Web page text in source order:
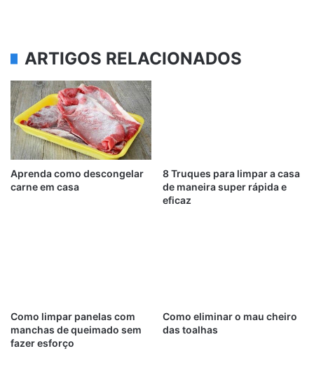
ARTIGOS RELACIONADOS
Aprenda como descongelar
carne em casa
8 Truques para limpar a casa
de maneira super rápida e
eficaz
Como limpar panelas com
manchas de queimado sem
fazer esforço
Como eliminar o mau cheiro
das toalhas